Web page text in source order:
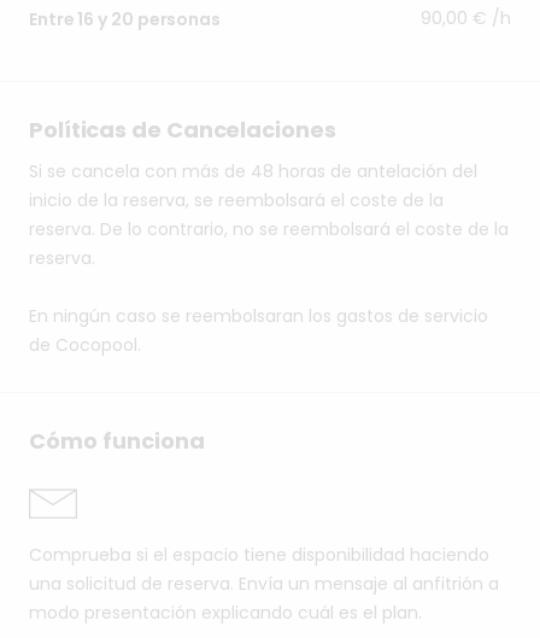
Entre 16 y 20 personas 90,00 € /h
Políticas de Cancelaciones
Si se cancela con más de 48 horas de antelación del
inicio de la reserva, se reembolsará el coste de la
reserva. De lo contrario, no se reembolsará el coste de la
reserva.
En ningún caso se reembolsaran los gastos de servicio
de Cocopool.
Cómo funciona
Comprueba si el espacio tiene disponibilidad haciendo
una solicitud de reserva. Envía un mensaje al anfitrión a
modo presentación explicando cuál es el plan.